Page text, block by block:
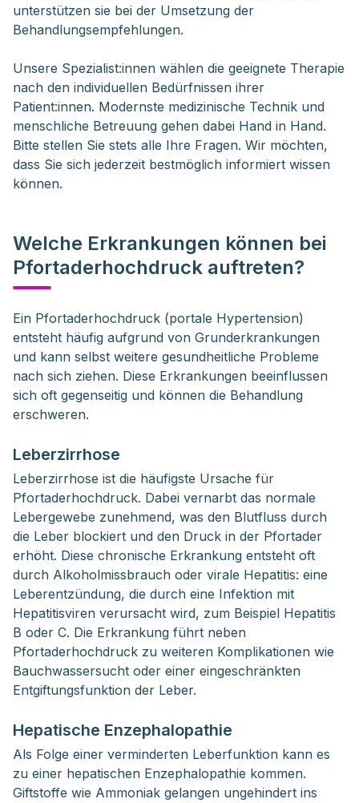
unterstützen sie bei der Umsetzung der
Behandlungsempfehlungen.
Unsere Spezialist:innen wählen die geeignete Therapie
nach den individuellen Bedürfnissen ihrer
Patient:innen. Modernste medizinische Technik und
menschliche Betreuung gehen dabei Hand in Hand.
Bitte stellen Sie stets alle Ihre Fragen. Wir möchten,
dass Sie sich jederzeit bestmöglich informiert wissen
können.
Welche Erkrankungen können bei
Pfortaderhochdruck auftreten?
Ein Pfortaderhochdruck (portale Hypertension)
entsteht häufig aufgrund von Grunderkrankungen
und kann selbst weitere gesundheitliche Probleme
nach sich ziehen. Diese Erkrankungen beeinflussen
sich oft gegenseitig und können die Behandlung
erschweren.
Leberzirrhose
Leberzirrhose ist die häufigste Ursache für
Pfortaderhochdruck. Dabei vernarbt das normale
Lebergewebe zunehmend, was den Blutfluss durch
die Leber blockiert und den Druck in der Pfortader
erhöht. Diese chronische Erkrankung entsteht oft
durch Alkoholmissbrauch oder virale Hepatitis: eine
Leberentzündung, die durch eine Infektion mit
Hepatitisviren verursacht wird, zum Beispiel Hepatitis
B oder C. Die Erkrankung führt neben
Pfortaderhochdruck zu weiteren Komplikationen wie
Bauchwassersucht oder einer eingeschränkten
Entgiftungsfunktion der Leber.
Hepatische Enzephalopathie
Als Folge einer verminderten Leberfunktion kann es
zu einer hepatischen Enzephalopathie kommen.
Giftstoffe wie Ammoniak gelangen ungehindert ins